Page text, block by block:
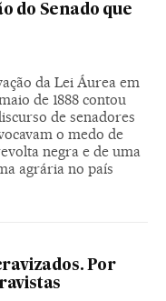
do Senado que
da Lei Áurea em
de 1888 contou
de senadores
o medo de
negra e de uma
agrária no país
Por